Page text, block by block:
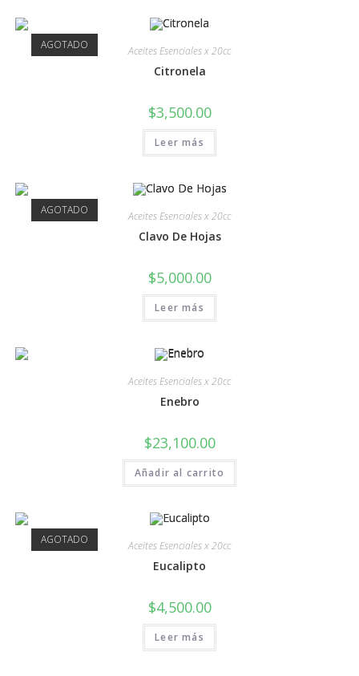
AGOTADO Aceites Esenciales x 20cc
Citronela
$3,500.00
Leer más
AGOTADO Aceites Esenciales x 20cc
Clavo De Hojas
$5,000.00
Leer más
Aceites Esenciales x 20cc
Enebro
$23,100.00
Añadir al carrito
AGOTADO Aceites Esenciales x 20cc
Eucalipto
$4,500.00
Leer más